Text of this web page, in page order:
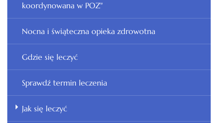
koordynowana w POZ"
Nocna i świąteczna opieka zdrowotna
Gdzie się leczyć
Sprawdź termin leczenia
Jak się leczyć